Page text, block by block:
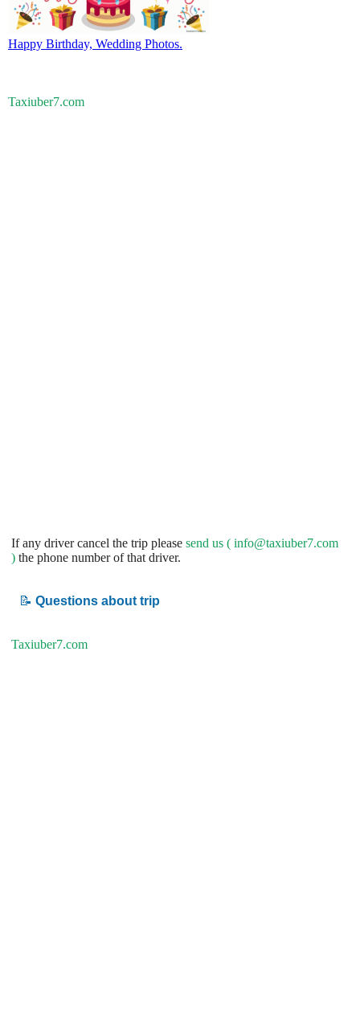
Happy Birthday, Wedding Photos.
Taxiuber7.com
If any driver cancel the trip please send us ( info@taxiuber7.com
) the phone number of that driver.
📝 Questions about trip
Taxiuber7.com